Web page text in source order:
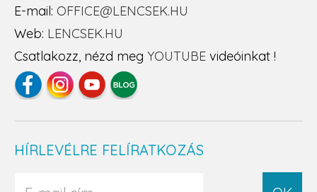
E-mail: OFFICE@LENCSEK.HU
Web: LENCSEK.HU
Csatlakozz, nézd meg YOUTUBE videóinkat !
HÍRLEVÉLRE FELÍRATKOZÁS